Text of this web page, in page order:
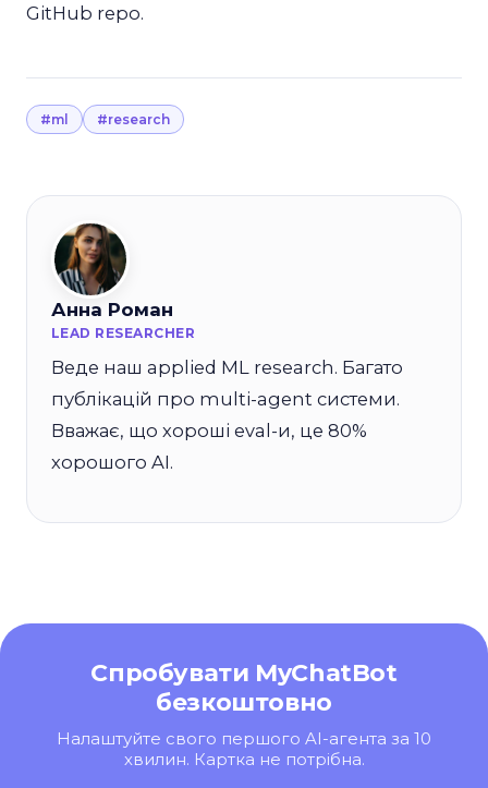
GitHub repo.
#ml #research
Анна Роман
LEAD RESEARCHER
Веде наш applied ML research. Багато
публікацій про multi-agent системи.
Вважає, що хороші eval-и, це 80%
хорошого AI.
Спробувати MyChatBot
безкоштовно
Налаштуйте свого першого AI-агента за 10
хвилин. Картка не потрібна.